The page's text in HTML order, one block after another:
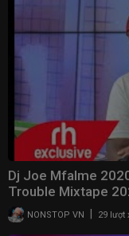
Dj Joe Mfalme
Trouble Mixtape
NONSTOP VN | 29 lượt